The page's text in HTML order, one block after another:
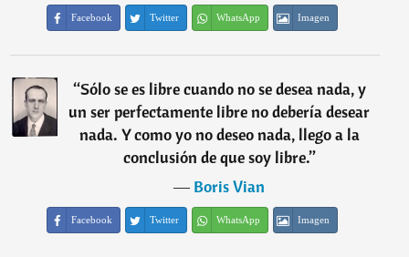
Facebook Twitter WhatsApp Imagen
“Sólo se es libre cuando no se desea nada, y
un ser perfectamente libre no debería desear
nada. Y como yo no deseo nada, llego a la
conclusión de que soy libre.”
―Boris Vian
Facebook Twitter WhatsApp Imagen